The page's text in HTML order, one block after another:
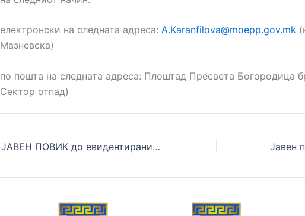
електронски на следната адреса: A.Karanfilova@moepp.gov.mk
Мазневска)
по пошта на следната адреса: Плоштад Пресвета Богородица
Сектор отпад)
ЈАВЕН ПОВИК до евидентирани невработени лица за вклучување во Програмата Општинско – корисна работа